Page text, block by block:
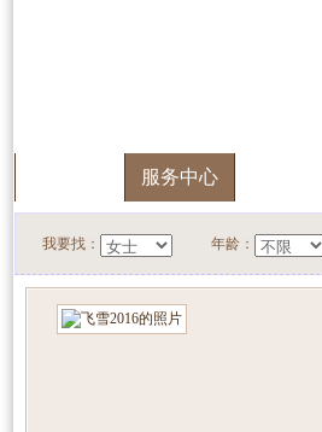
服务中心
我要找： 年龄：